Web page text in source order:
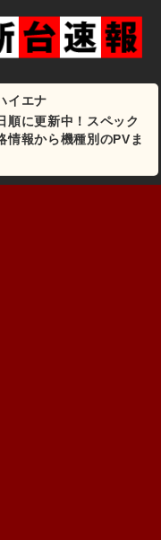
イエナ
順に更新中！スペック
情報から機種別のPVま